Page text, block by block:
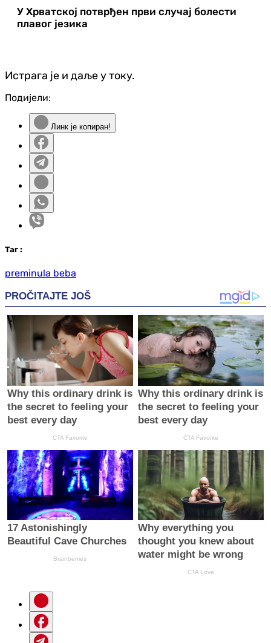
У Хрватској потврђен први случај болести
плавог језика
Истрага је и даље у току.
Подијели:
Линк је копиран!
Таг :
preminula beba